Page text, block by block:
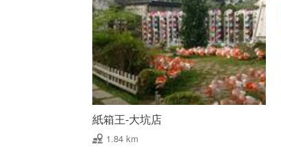
紙箱王-大坑店
1.84 km